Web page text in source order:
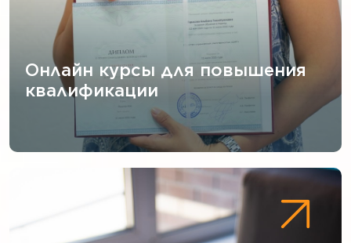
Онлайн курсы для повышения
квалификации